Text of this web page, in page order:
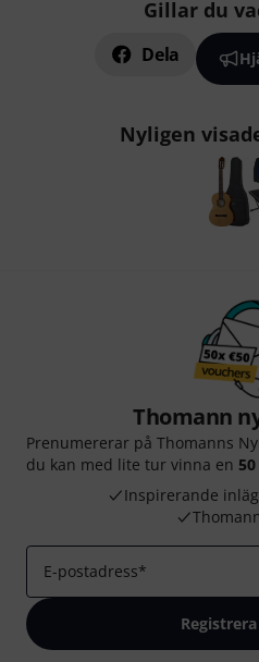
Gillar du
Dela
Nyligen
Thomann
Prenumererar på Thomanns
du kan med lite tur vinna en
Inspirerande
E-postadress*